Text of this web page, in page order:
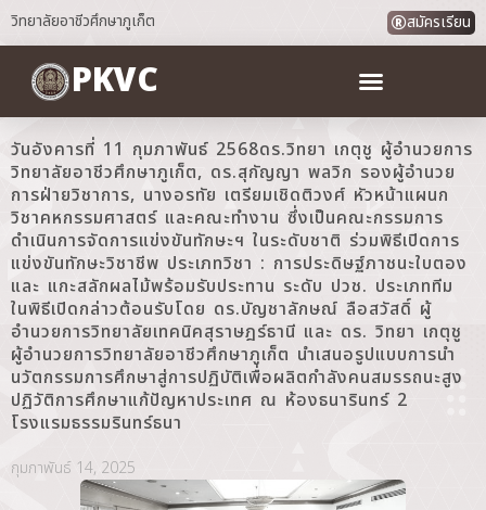
วิทยาลัยอาชีวศึกษาภูเก็ต สมัครเรียน
PKVC
วันอังคารที่ 11 กุมภาพันธ์ 2568ดร.วิทยา เกตุชู ผู้อำนวยการ
วิทยาลัยอาชีวศึกษาภูเก็ต, ดร.สุกัญญา พลวิก รองผู้อำนวย
การฝ่ายวิชาการ, นางอรทัย เตรียมเชิดติวงศ์ หัวหน้าแผนก
วิชาคหกรรมศาสตร์ และคณะทำงาน ซึ่งเป็นคณะกรรมการ
ดำเนินการจัดการแข่งขันทักษะฯ ในระดับชาติ ร่วมพิธีเปิดการ
แข่งขันทักษะวิชาชีพ ประเภทวิชา : การประดิษฐ์ภาชนะใบตอง
และ แกะสลักผลไม้พร้อมรับประทาน ระดับ ปวช. ประเภททีม
ในพิธีเปิดกล่าวต้อนรับโดย ดร.บัญชาลักษณ์ ลือสวัสดิ์ ผู้
อำนวยการวิทยาลัยเทคนิคสุราษฎร์ธานี และ ดร. วิทยา เกตุชู
ผู้อำนวยการวิทยาลัยอาชีวศึกษาภูเก็ต นำเสนอรูปแบบการนำ
นวัตกรรมการศึกษาสู่การปฏิบัติเพื่อผลิตกำลังคนสมรรถนะสูง
ปฏิวัติการศึกษาแก้ปัญหาประเทศ ณ ห้องธนารินทร์ 2
โรงแรมธรรมรินทร์ธนา
กุมภาพันธ์ 14, 2025